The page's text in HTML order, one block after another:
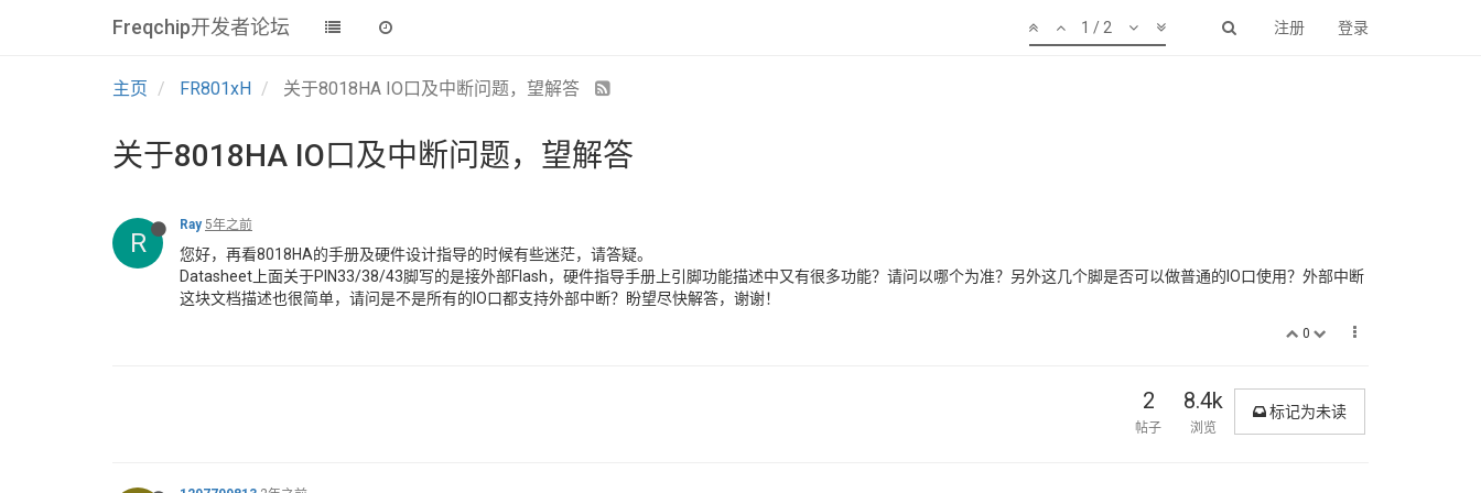
Freqchip开发者论坛 注册 登录
1 / 2
主页 FR801xH 关于8018HA IO口及中断问题，望解答
关于8018HA IO口及中断问题，望解答
R
Ray 5年之前
您好，再看8018HA的手册及硬件设计指导的时候有些迷茫，请答疑。
Datasheet上面关于PIN33/38/43脚写的是接外部Flash，硬件指导手册上引脚功能描述中又有很多功能？请问以哪个为准？另外这几个脚是否可以做普通的IO口使用？外部中断
这块文档描述也很简单，请问是不是所有的IO口都支持外部中断？盼望尽快解答，谢谢！
0
2
帖子
8.4k
浏览
标记为未读